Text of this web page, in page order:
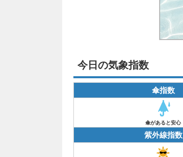
今日の気象指数
傘指数
傘があると安心
紫外線指数